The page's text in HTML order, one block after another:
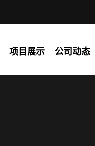
项目展示 公司动态